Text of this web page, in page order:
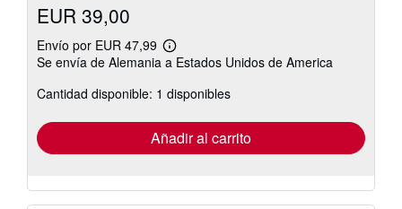
EUR 39,00
Envío por EUR 47,99
Más
información
las
tarifas
envío
Se envía de Alemania a Estados Unidos de America
Cantidad disponible: 1 disponibles
Añadir al carrito